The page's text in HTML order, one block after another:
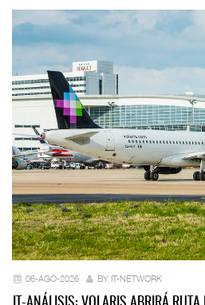
06-AGO-2026 BY IT-NETWORK